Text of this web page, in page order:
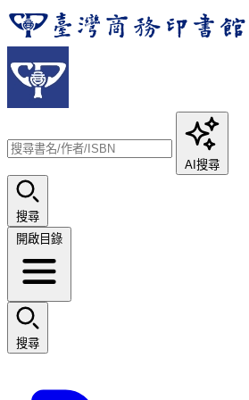
AI搜尋
搜尋
開啟目錄
搜尋